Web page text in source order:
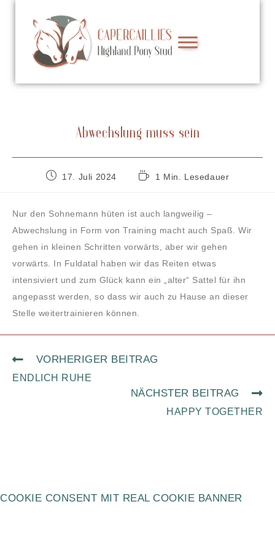
Abwechslung muss sein
17. Juli 2024 1 Min. Lesedauer
Nur den Sohnemann hüten ist auch langweilig –
Abwechslung in Form von Training macht auch Spaß. Wir
gehen in kleinen Schritten vorwärts, aber wir gehen
vorwärts. In Fuldatal haben wir das Reiten etwas
intensiviert und zum Glück kann ein „alter“ Sattel für ihn
angepasst werden, so dass wir auch zu Hause an dieser
Stelle weitertrainieren können.
VORHERIGER BEITRAG
ENDLICH RUHE
NÄCHSTER BEITRAG
HAPPY TOGETHER
COOKIE CONSENT MIT REAL COOKIE BANNER